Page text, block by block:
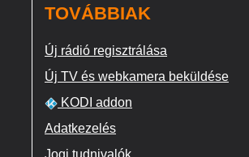
TOVÁBBIAK
Új rádió regisztrálása
Új TV és webkamera beküldése
KODI addon
Adatkezelés
Jogi tudnivalók